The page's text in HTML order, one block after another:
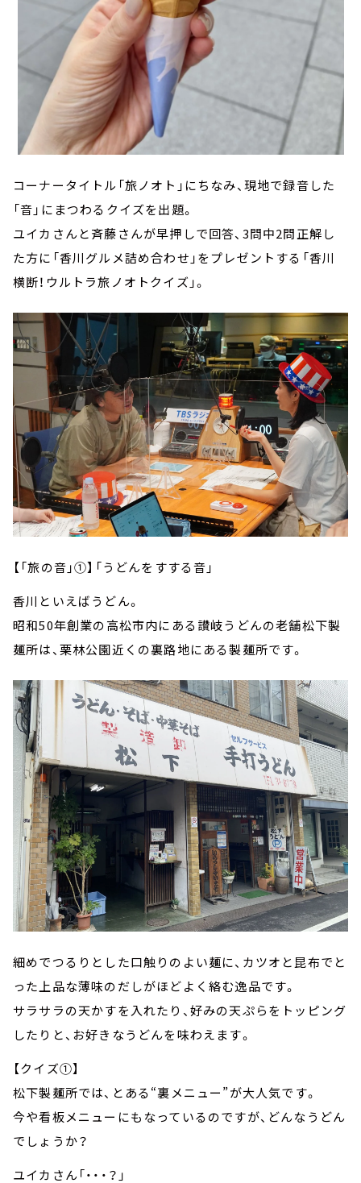
コーナータイトル「旅ノオト」にちなみ、現地で録音した
「音」にまつわるクイズを出題。
ユイカさんと斉藤さんが早押しで回答、3問中2問正解し
た方に「香川グルメ詰め合わせ」をプレゼントする「香川
横断！ウルトラ旅ノオトクイズ」。
【「旅の音」①】「うどんをすする音」
香川といえばうどん。
昭和50年創業の高松市内にある讃岐うどんの老舗松下製
麺所は、栗林公園近くの裏路地にある製麺所です。
細めでつるりとした口触りのよい麺に、カツオと昆布でと
った上品な薄味のだしがほどよく絡む逸品です。
サラサラの天かすを入れたり、好みの天ぷらをトッピング
したりと、お好きなうどんを味わえます。
【クイズ①】
松下製麺所では、とある“裏メニュー”が大人気です。
今や看板メニューにもなっているのですが、どんなうどん
でしょうか？
ユイカさん「・・・？」